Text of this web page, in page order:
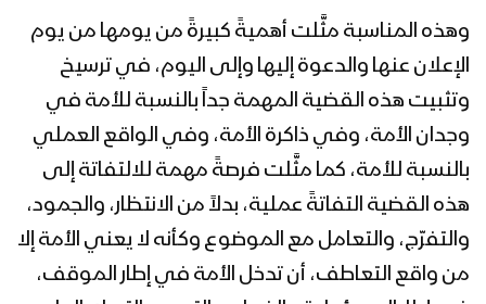
الجوف – رسائل المجاهدين المرابطين في
محور المرازيق بمناسبة يوم القدس
العالمي
تعز – رسائل المجاهدين المرابطين من جبهة
مقبنة بمناسبة يوم القدس العالمي
نشيد عاد يوم القدس – فرقة وعد الله
وهذه المناسبة مثَّلت أهميةً كبيرةً من يومها من يوم
الإعلان عنها والدعوة إليها وإلى اليوم، في ترسيخ
وتثبيت هذه القضية المهمة جداً بالنسبة للأمة في
وجدان الأمة، وفي ذاكرة الأمة، وفي الواقع العملي
بالنسبة للأمة، كما مثَّلت فرصةً مهمة للالتفاتة إلى
هذه القضية التفاتةً عملية، بدلاً من الانتظار، والجمود،
والتفرّج، والتعامل مع الموضوع وكأنه لا يعني الأمة إلا
من واقع التعاطف، أن تدخل الأمة في إطار الموقف،